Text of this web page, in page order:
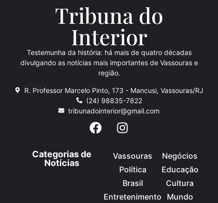
Tribuna do
Interior
Testemunha da história: há mais de quatro décadas
divulgando as notícias mais importantes de Vassouras e
região.
R. Professor Marcelo Pinto, 173 - Mancusi, Vassouras/RJ
(24) 98835-7822
tribunadointerior@gmail.com
Categorias de
Notícias
Vassouras
Política
Brasil
Entretenimento
Negócios
Educação
Cultura
Mundo